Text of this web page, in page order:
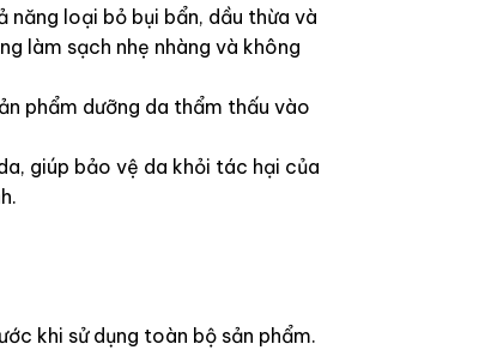
loại bỏ bụi bẩn, dầu thừa và
làm sạch nhẹ nhàng và không
phẩm dưỡng da thẩm thấu vào
giúp bảo vệ da khỏi tác hại của
khi sử dụng toàn bộ sản phẩm.